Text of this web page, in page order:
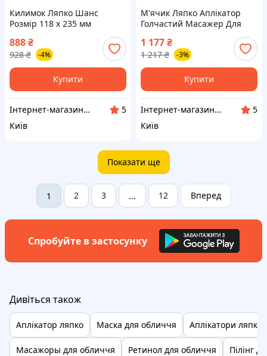
Килимок Ляпко Шанс
Розмір 118 х 235 мм
Масажний Для Спини, Рук,
Ніг 6,2 Ag Червоний
888₴
928 ₴ -4%
Купити
Інтернет-магазин АРГО
5
Київ
М'ячик Ляпко Аплікатор
Голчастий Масажер Для
Розвитку Дрібної Моторики,
Су Джок Терапія 4,0 Ag
Помаранчевий
1 177₴
1 217 ₴ -3%
Купити
Інтернет-магазин АРГО
5
Київ
Показати ще
1 2 3 ... 12 Вперед
Спробуйте в застосунку
Дивіться також
Аплікатор ляпко Маска для обличчя Аплікатори ляпко
Масажоры для обличчя Ретинол для обличчя Пілінг